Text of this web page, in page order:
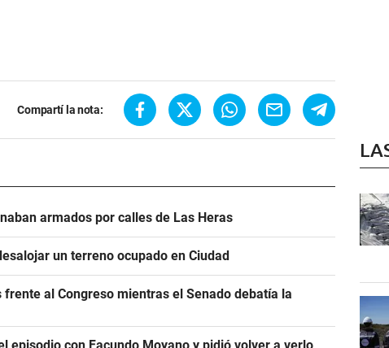
Compartí la nota:
armados por calles de Las Heras
un terreno ocupado en Ciudad
al Congreso mientras el Senado debatía la